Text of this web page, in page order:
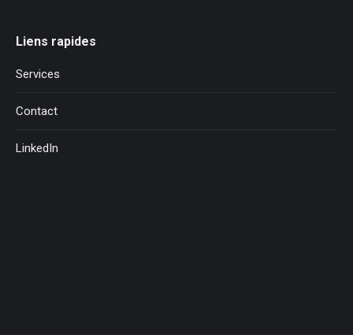
Liens rapides
Services
Contact
LinkedIn